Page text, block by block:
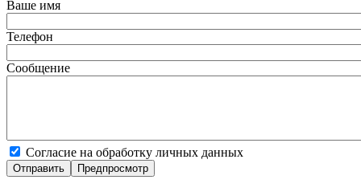
Ваше имя
Телефон
Сообщение
Согласие на обработку личных данных